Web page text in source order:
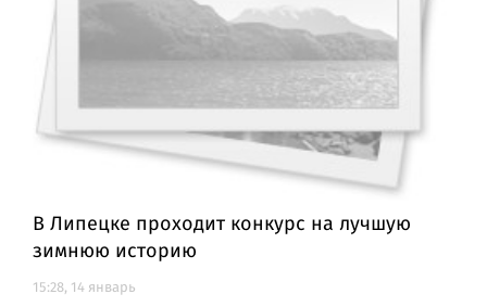
В Липецке проходит конкурс на лучшую
зимнюю историю
15:28, 14 январь